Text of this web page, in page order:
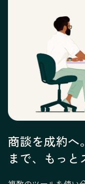
商談を成約へ
まで、もっと